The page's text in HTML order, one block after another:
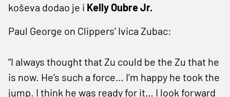
koševa dodao je i Kelly Oubre Jr.
Paul George on Clippers’ Ivica Zubac:
“I always thought that Zu could be the Zu that he
is now. He’s such a force… I’m happy he took the
jump. I think he was ready for it… I look forward